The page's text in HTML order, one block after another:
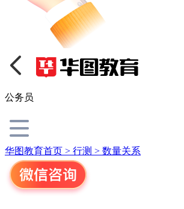
公务员
华图教育首页 > 行测 > 数量关系